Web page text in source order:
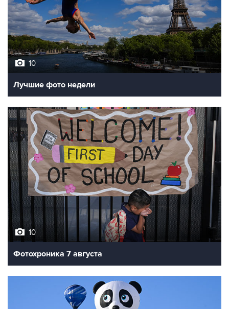
10
Лучшие фото недели
10
Фотохроника 7 августа